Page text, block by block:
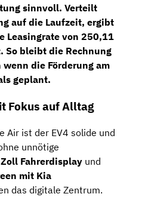
sinnvoll. Verteilt
auf die Laufzeit, ergibt
Leasingrate von 250,11
. So bleibt die Rechnung
die Förderung am
geplant.
Fokus auf Alltag
Air ist der EV4 solide und
unnötige
Fahrerdisplay und
mit Kia
das digitale Zentrum.